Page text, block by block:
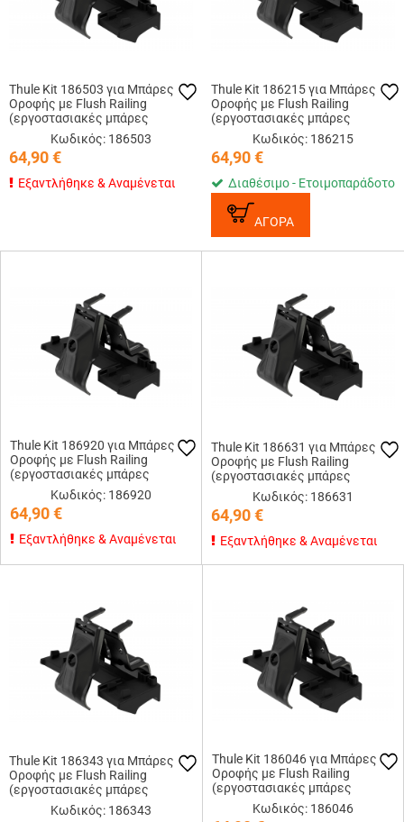
Thule Kit 186503 για Μπάρες
Οροφής με Flush Railing
(εργοστασιακές μπάρες
εφαπτόμενες στην οροφή)
Κωδικός: 186503
64,90€
Εξαντλήθηκε & Αναμένεται
Thule Kit 186215 για Μπάρες
Οροφής με Flush Railing
(εργοστασιακές μπάρες
εφαπτόμενες στην οροφή)
Κωδικός: 186215
64,90€
Διαθέσιμο - Ετοιμοπαράδοτο
ΑΓΟΡΑ
Thule Kit 186920 για Μπάρες
Οροφής με Flush Railing
(εργοστασιακές μπάρες
εφαπτόμενες στην οροφή)
Κωδικός: 186920
64,90€
Εξαντλήθηκε & Αναμένεται
Thule Kit 186631 για Μπάρες
Οροφής με Flush Railing
(εργοστασιακές μπάρες
εφαπτόμενες στην οροφή)
Κωδικός: 186631
64,90€
Εξαντλήθηκε & Αναμένεται
Thule Kit 186343 για Μπάρες
Οροφής με Flush Railing
(εργοστασιακές μπάρες
εφαπτόμενες στην οροφή)
Κωδικός: 186343
Thule Kit 186046 για Μπάρες
Οροφής με Flush Railing
(εργοστασιακές μπάρες
εφαπτόμενες στην οροφή)
Κωδικός: 186046